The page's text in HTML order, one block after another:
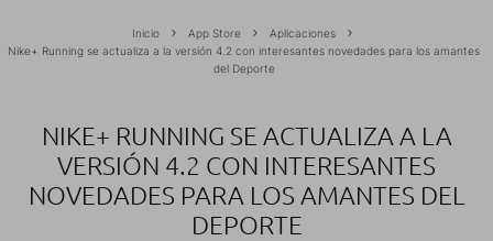
Inicio App Store
Aplicaciones
Nike+ Running se actualiza a la versión 4.2 con interesantes novedades para los amantes
del Deporte
NIKE+ RUNNING SE ACTUALIZA A LA
VERSIÓN 4.2 CON INTERESANTES
NOVEDADES PARA LOS AMANTES DEL
DEPORTE